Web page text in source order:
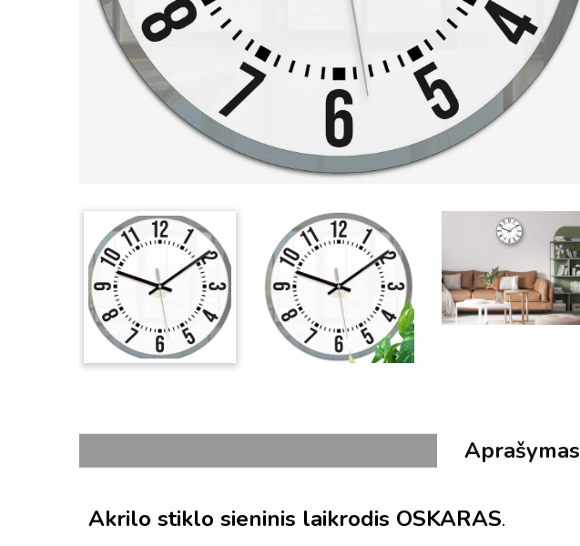
Aprašymas
Akrilo stiklo sieninis laikrodis OSKARAS.